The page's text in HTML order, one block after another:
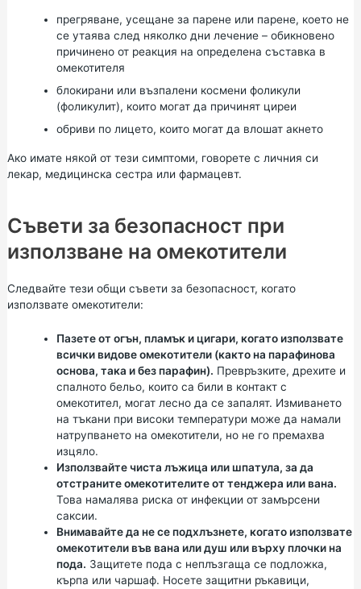
прегряване, усещане за парене или парене, което не
се утаява след няколко дни лечение – обикновено
причинено от реакция на определена съставка в
омекотителя
блокирани или възпалени космени фоликули
(фоликулит), които могат да причинят циреи
обриви по лицето, които могат да влошат акнето
Ако имате някой от тези симптоми, говорете с личния си
лекар, медицинска сестра или фармацевт.
Съвети за безопасност при
използване на омекотители
Следвайте тези общи съвети за безопасност, когато
използвате омекотители:
Пазете от огън, пламък и цигари, когато използвате
всички видове омекотители (както на парафинова
основа, така и без парафин). Превръзките, дрехите и
спалното бельо, които са били в контакт с
омекотител, могат лесно да се запалят. Измиването
на тъкани при високи температури може да намали
натрупването на омекотители, но не го премахва
изцяло.
Използвайте чиста лъжица или шпатула, за да
отстраните омекотителите от тенджера или вана.
Това намалява риска от инфекции от замърсени
саксии.
Внимавайте да не се подхлъзнете, когато използвате
омекотители във вана или душ или върху плочки на
пода. Защитете пода с неплъзгаща се подложка,
кърпа или чаршаф. Носете защитни ръкавици,